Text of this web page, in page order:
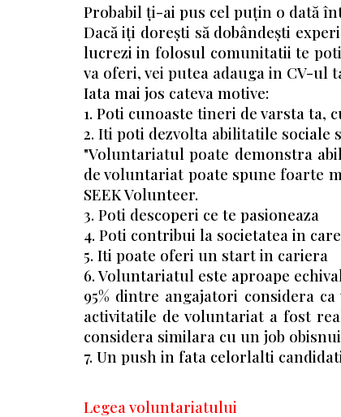
Probabil ți-ai pus cel puțin o dată
Dacă iți dorești să dobândești
lucrezi in folosul comunitatii te
va oferi, vei putea adauga in CV-ul
Iata mai jos cateva motive:
1. Poti cunoaste tineri de varsta ta,
2. Iti poti dezvolta abilitatile sociale
"Voluntariatul poate demonstra
de voluntariat poate spune foarte
SEEK Volunteer.
3. Poti descoperi ce te pasioneaza
4. Poti contribui la societatea in
5. Iti poate oferi un start in cariera
6. Voluntariatul este aproape
95% dintre angajatori considera
activitatile de voluntariat a fost
considera similara cu un job
7. Un push in fata celorlalti
Legea voluntariatului